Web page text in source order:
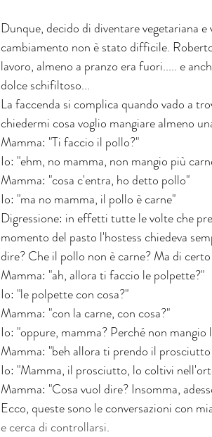
Dunque, decido di diventare vegetariana
cambiamento non è stato difficile.
lavoro, almeno a pranzo era fuori..... e
dolce schifiltoso...
La faccenda si complica quando vado a
chiedermi cosa voglio mangiare almeno
Mamma: "Ti faccio il pollo?"
Io: "ehm, no mamma, non mangio più
Mamma: "cosa c'entra, ho detto pollo"
Io: "ma no mamma, il pollo è carne"
Digressione: in effetti tutte le volte che
momento del pasto l'hostess chiedeva
dire? Che il pollo non è carne? Ma di
Mamma: "ah, allora ti faccio le polpette?"
Io: "le polpette con cosa?"
Mamma: "con la carne, con cosa?"
Io: "oppure, mamma? Perché non mangio
Mamma: "beh allora ti prendo il
Io: "Mamma, il prosciutto, lo coltivi
Mamma: "Cosa vuol dire? Insomma,
Ecco, queste sono le conversazioni con
e cerca di controllarsi.